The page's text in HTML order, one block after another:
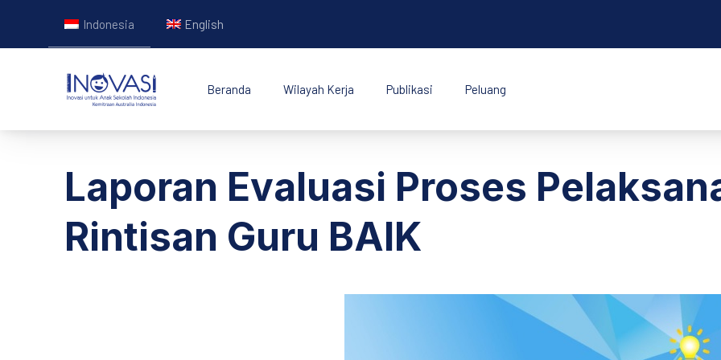
Indonesia English
INOVASI - Untuk Anak Indonesia
Beranda Wilayah Kerja Publikasi Peluang
Laporan Evaluasi Proses
Rintisan Guru BAIK